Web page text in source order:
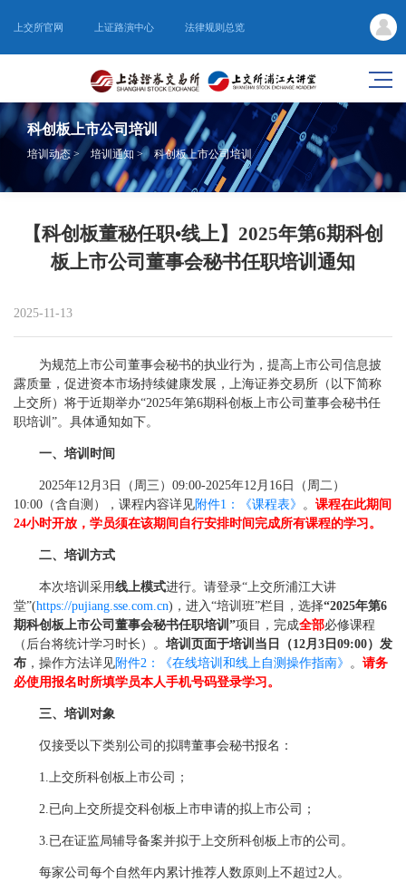
上交所官网 上证路演中心 法律规则总览
科创板上市公司培训
培训动态 > 培训通知 > 科创板上市公司培训
【科创板董秘任职•线上】2025年第6期科创
板上市公司董事会秘书任职培训通知
2025-11-13
为规范上市公司董事会秘书的执业行为，提高上市公司信息披
露质量，促进资本市场持续健康发展，上海证券交易所（以下简称
上交所）将于近期举办“2025年第6期科创板上市公司董事会秘书任
职培训”。具体通知如下。
一、培训时间
2025年12月3日（周三）09:00-2025年12月16日（周二）
10:00（含自测），课程内容详见附件1：《课程表》 。 课程在此期间
24小时开放，学员须在该期间自行安排时间完成所有课程的学习。
二、培训方式
本次培训采用线上模式进行。请登录“上交所浦江大讲
堂”(https://pujiang.sse.com.cn)，进入“培训班”栏目，选择“2025年第6
期科创板上市公司董事会秘书任职培训”项目，完成全部必修课程
（后台将统计学习时长）。 培训页面于培训当日（12月3日09:00）发
布 ，操作方法详见附件2：《在线培训和线上自测操作指南》 。 请务
必使用报名时所填学员本人手机号码登录学习。
三、培训对象
仅接受以下类别公司的拟聘董事会秘书报名：
1.上交所科创板上市公司；
2.已向上交所提交科创板上市申请的拟上市公司；
3.已在证监局辅导备案并拟于上交所科创板上市的公司。
每家公司每个自然年内累计推荐人数原则上不超过2人。